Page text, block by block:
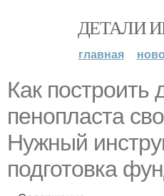
ДЕТАЛИ
главная
Как построить
пенопласта
Нужный
подготовка